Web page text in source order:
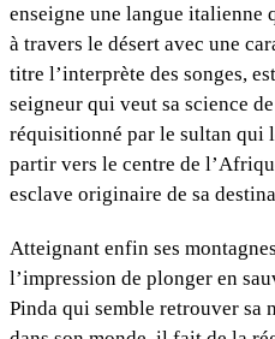
enseigne une langue italienne
à travers le désert avec une
titre l’interprète des songes,
seigneur qui veut sa science
réquisitionné par le sultan qui
partir vers le centre de
esclave originaire de sa
Atteignant enfin ses
l’impression de plonger en
Pinda qui semble retrouver sa